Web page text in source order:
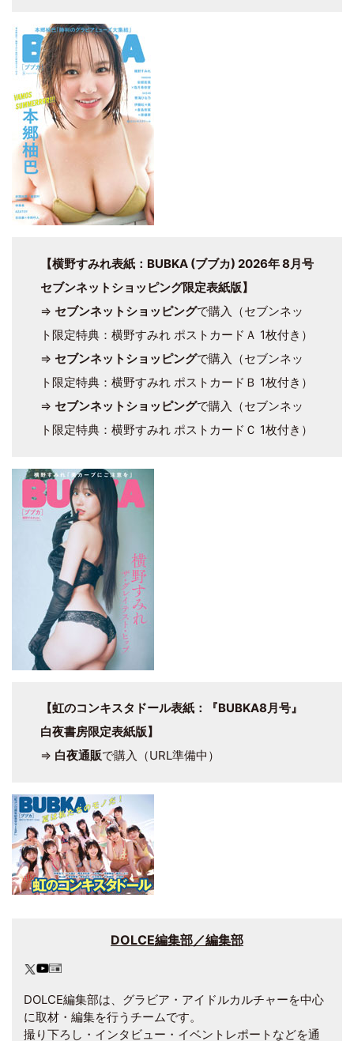
【横野すみれ表紙：BUBKA (ブブカ) 2026年 8月号
セブンネットショッピング限定表紙版】
⇒ セブンネットショッピングで購入（セブンネッ
ト限定特典：横野すみれ ポストカードＡ 1枚付き）
⇒ セブンネットショッピングで購入（セブンネッ
ト限定特典：横野すみれ ポストカードＢ 1枚付き）
⇒ セブンネットショッピングで購入（セブンネッ
ト限定特典：横野すみれ ポストカードＣ 1枚付き）
【虹のコンキスタドール表紙：
『BUBKA8月号』
白夜書房限定表紙版】
⇒ 白夜通販で購入（URL準備中）
DOLCE編集部／編集部
DOLCE編集部は、グラビア・アイドルカルチャーを中心
に取材・編集を行うチームです。
撮り下ろし・インタビュー・イベントレポートなどを通